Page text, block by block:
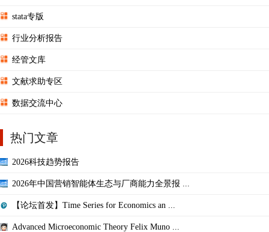
stata专版
行业分析报告
经管文库
文献求助专区
数据交流中心
热门文章
2026科技趋势报告
2026年中国营销智能体生态与厂商能力全景报 ...
【论坛首发】Time Series for Economics an ...
Advanced Microeconomic Theory Felix Muno ...